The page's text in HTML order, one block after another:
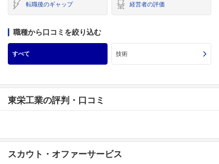
転職後のギャップ 経営者の評価
職種から口コミを絞り込む
すべて 技術
東栄工業の評判・口コミ
スカウト・オファーサービス